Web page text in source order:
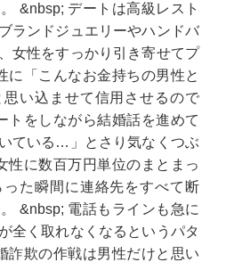
&nbsp; デートは高級レスト
ランドジュエリーやハンドバ
女性をすっかり引き寄せてプ
に「こんなお金持ちの男性と
い込ませて信用させるので
トをしながら結婚話を進めて
ている…」とさり気なくつぶ
性に数百万円単位のまとまっ
た瞬間に連絡先をすべて断
&nbsp; 電話もラインも急に
全く取れなくなるというパタ
詐欺の作戦は男性だけと思い